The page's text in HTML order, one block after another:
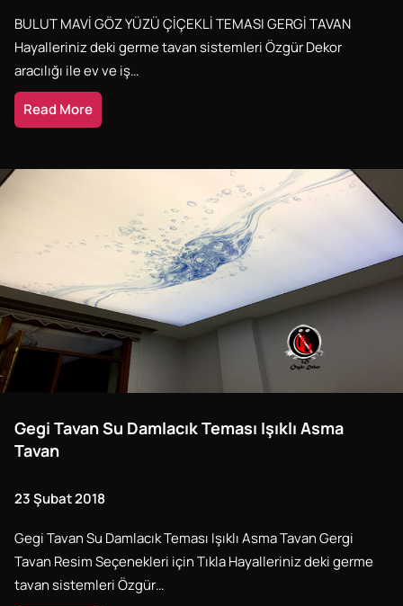
BULUT MAVİ GÖZ YÜZÜ ÇİÇEKLİ TEMASI GERGİ TAVAN
Hayalleriniz deki germe tavan sistemleri Özgür Dekor
aracılığı ile ev ve iş…
Read More
Gegi Tavan Su Damlacık Teması Işıklı Asma
Tavan
23 Şubat 2018
Gegi Tavan Su Damlacık Teması Işıklı Asma Tavan Gergi
Tavan Resim Seçenekleri için Tıkla Hayalleriniz deki germe
tavan sistemleri Özgür…